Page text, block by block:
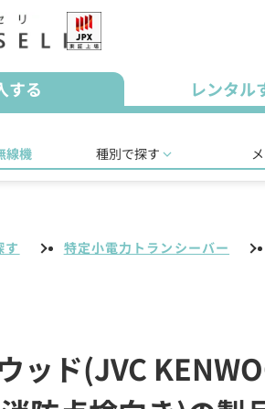
する レンタル
線機 種別で探す
す 特定小電力トランシーバー
ッド(JVC